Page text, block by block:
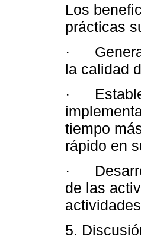
Los
prácticas
· Genera
la calidad
·
tiempo
rápido en
·
de las
5.